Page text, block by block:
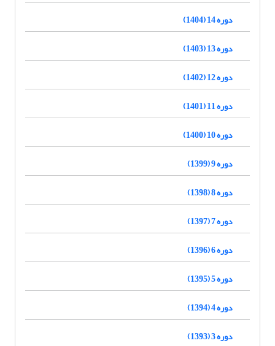
دوره 14 (1404)
دوره 13 (1403)
دوره 12 (1402)
دوره 11 (1401)
دوره 10 (1400)
دوره 9 (1399)
دوره 8 (1398)
دوره 7 (1397)
دوره 6 (1396)
دوره 5 (1395)
دوره 4 (1394)
دوره 3 (1393)